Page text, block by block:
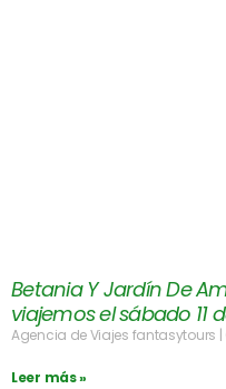
Betania Y Jardín De
viajemos el sábado 11
Agencia de Viajes fantasytours
Leer más »